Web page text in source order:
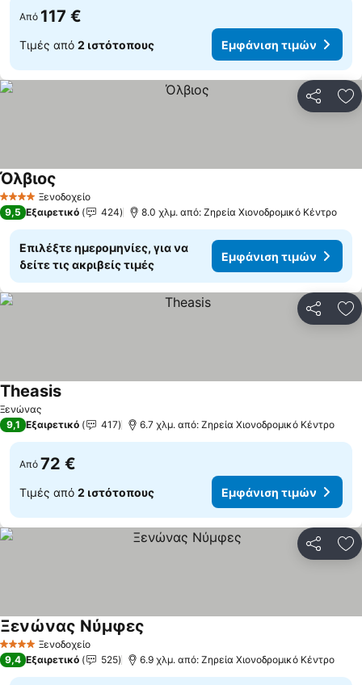
Από 117 €
Τιμές από 2 ιστότοπους Εμφάνιση τιμών
4 ΑστέριαΞενοδοχείο
Όλβιος
9,5 Εξαιρετικό 424 8.0 χλμ. από: Ζηρεία Χιονοδρομικό Κέντρο
Επιλέξτε ημερομηνίες, για να
δείτε τις ακριβείς τιμές
Εμφάνιση τιμών
Ξενώνας
Theasis
9,1 Εξαιρετικό 417 6.7 χλμ. από: Ζηρεία Χιονοδρομικό Κέντρο
Από 72 €
Τιμές από 2 ιστότοπους Εμφάνιση τιμών
4 ΑστέριαΞενοδοχείο
Ξενώνας Νύμφες
9,4 Εξαιρετικό 525 6.9 χλμ. από: Ζηρεία Χιονοδρομικό Κέντρο